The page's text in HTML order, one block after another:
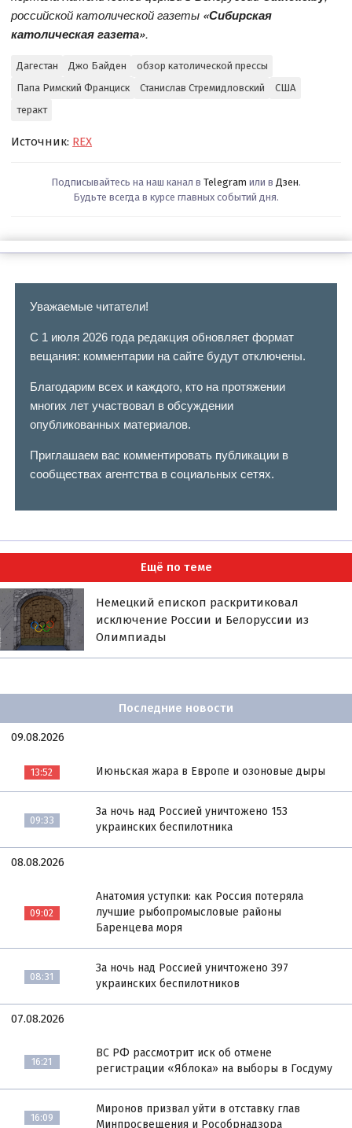
российской католической газеты «Сибирская
католическая газета».
Дагестан Джо Байден
обзор католической прессы
Папа Римский Франциск
Станислав Стремидловский
США
теракт
Источник: REX
Подписывайтесь на наш канал в Telegram или в Дзен.
Будьте всегда в курсе главных событий дня.
Уважаемые читатели!
С 1 июля 2026 года редакция обновляет формат
вещания: комментарии на сайте будут отключены.
Благодарим всех и каждого, кто на протяжении
многих лет участвовал в обсуждении
опубликованных материалов.
Приглашаем вас комментировать публикации в
сообществах агентства в социальных сетях.
Ещё по теме
Немецкий епископ раскритиковал
исключение России и Белоруссии из
Олимпиады
Последние новости
09.08.2026
13:52 Июньская жара в Европе и озоновые дыры
09:33
За ночь над Россией уничтожено 153
украинских беспилотника
08.08.2026
09:02
Анатомия уступки: как Россия потеряла
лучшие рыбопромысловые районы
Баренцева моря
08:31
За ночь над Россией уничтожено 397
украинских беспилотников
07.08.2026
16:21
ВС РФ рассмотрит иск об отмене
регистрации «Яблока» на выборы в Госдуму
16:09
Миронов призвал уйти в отставку глав
Минпросвещения и Рособрнадзора